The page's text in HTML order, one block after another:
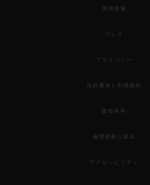
採用情報
プレス
プライバシー
法的通知と利用規約
販売条件
倫理的取り組み
アクセシビリティ